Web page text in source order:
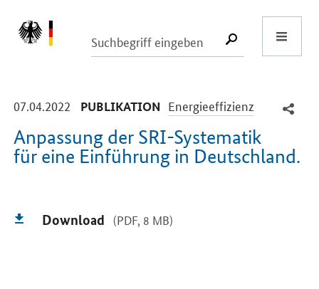
SUCHE
07.04.2022 -
PUBLIKATION -
Energieeffizienz
Anpassung der SRI-Systematik
für eine Einführung in Deutschland.
Download (PDF, 8 MB)